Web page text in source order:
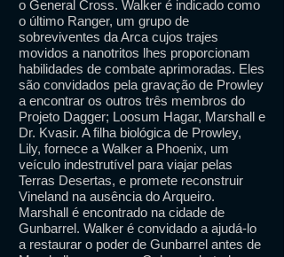
o General Cross. Walker é indicado como
o último Ranger, um grupo de
sobreviventes da Arca cujos trajes
movidos a nanotritos lhes proporcionam
habilidades de combate aprimoradas. Eles
são convidados pela gravação de Prowley
a encontrar os outros três membros do
Projeto Dagger; Loosum Hagar, Marshall e
Dr. Kvasir. A filha biológica de Prowley,
Lily, fornece a Walker a Phoenix, um
veículo indestrutível para viajar pelas
Terras Desertas, e promete reconstruir
Vineland na ausência do Arqueiro.
Marshall é encontrado na cidade de
Gunbarrel. Walker é convidado a ajudá-lo
a restaurar o poder de Gunbarrel antes de